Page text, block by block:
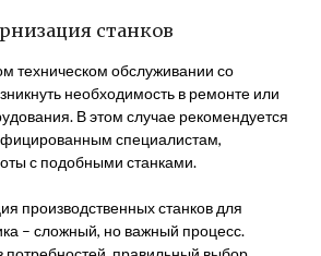
станков
техническом обслуживании со
необходимость в ремонте или
В этом случае рекомендуется
специалистам,
с подобными станками.
производственных станков для
– сложный, но важный процесс.